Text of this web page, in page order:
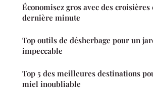
Économisez gros avec des croisières
dernière minute
Top outils de désherbage pour un
impeccable
Top 5 des meilleures destinations
miel inoubliable